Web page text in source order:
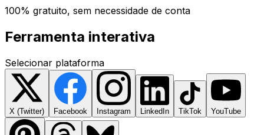
100% gratuito, sem necessidade de conta
Ferramenta interativa
Selecionar plataforma
X (Twitter) Facebook Instagram LinkedIn TikTok YouTube